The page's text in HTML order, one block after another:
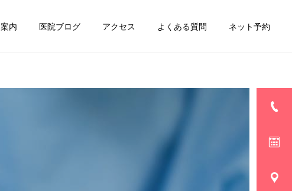
内 医院ブログ アクセス よくある質問 ネット予約
診療内容一覧
保険治療後、黄ばんでしま